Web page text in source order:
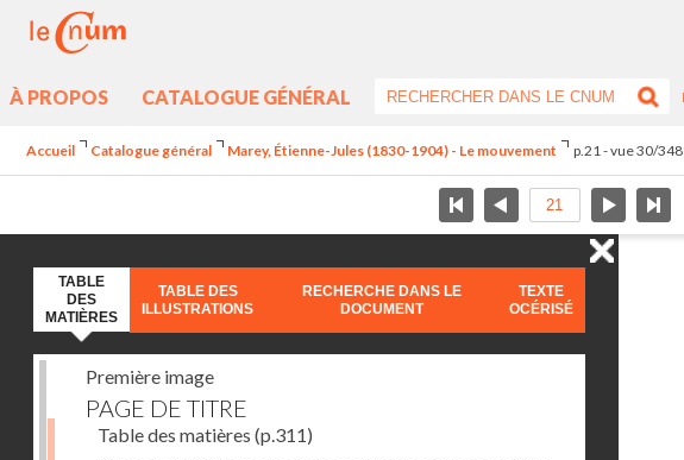
À PROPOS CATALOGUE GÉNÉRAL
Accueil Catalogue général Marey, Étienne-Jules (1830-1904) - Le mouvement p.21 - vue 30/348
TABLE
DES
MATIÈRES
TABLE DES
ILLUSTRATIONS
RECHERCHE DANS LE
DOCUMENT
TEXTE
OCÉRISÉ
Première image
PAGE DE TITRE
Table des matières (p.311)